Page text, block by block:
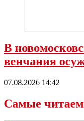
В
венчания
07.08.2026 14:42
Самые